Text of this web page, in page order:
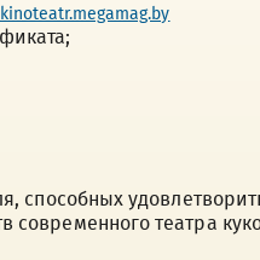
способных
современного театра